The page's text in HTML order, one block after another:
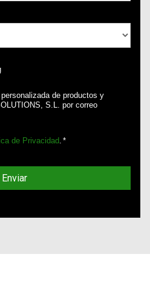
de productos y
S.L. por correo
de Privacidad *